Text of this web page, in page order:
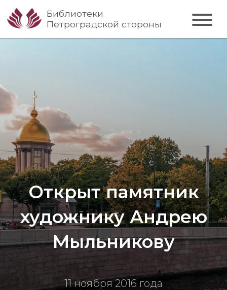
Библиотеки
Петроградской стороны
Открыт памятник
художнику Андрею
Мыльникову
11 ноября 2016 года